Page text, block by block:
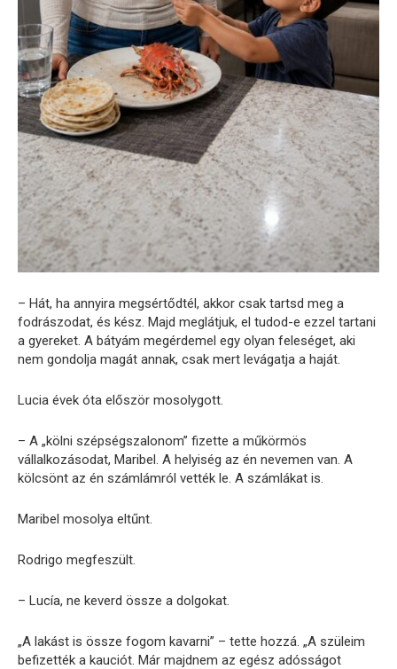
– Hát, ha annyira megsértődtél, akkor csak tartsd meg a
fodrászodat, és kész. Majd meglátjuk, el tudod-e ezzel tartani
a gyereket. A bátyám megérdemel egy olyan feleséget, aki
nem gondolja magát annak, csak mert levágatja a haját.
Lucia évek óta először mosolygott.
– A „kölni szépségszalonom” fizette a műkörmös
vállalkozásodat, Maribel. A helyiség az én nevemen van. A
kölcsönt az én számlámról vették le. A számlákat is.
Maribel mosolya eltűnt.
Rodrigo megfeszült.
– Lucía, ne keverd össze a dolgokat.
„A lakást is össze fogom kavarni” – tette hozzá. „A szüleim
befizették a kauciót. Már majdnem az egész adósságot